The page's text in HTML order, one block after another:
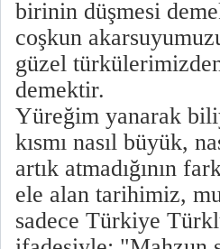
birinin düşmesi
coşkun
güzel
demektir.
Yüreğim yanarak
kısmı nasıl büyük,
artık atmadığının
ele alan tarihimiz,
sadece Türkiye